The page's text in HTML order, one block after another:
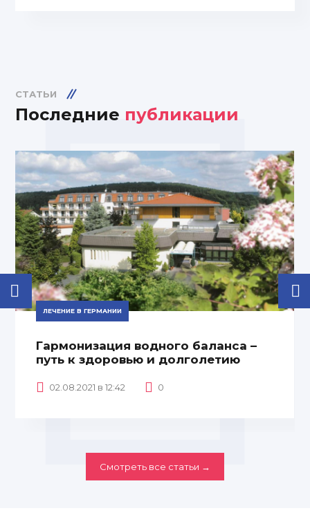
СТАТЬИ
Последние публикации
ЛЕЧЕНИЕ В ГЕРМАНИИ
Гармонизация водного баланса –
путь к здоровью и долголетию
02.08.2021 в 12:42 0
Смотреть все статьи →